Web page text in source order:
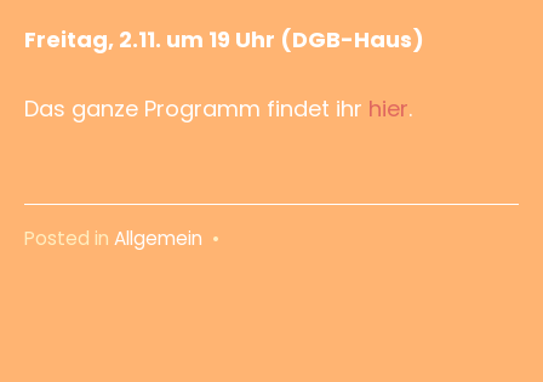
Freitag, 2.11. um 19 Uhr (DGB-Haus)
Das ganze Programm findet ihr hier.
Posted in Allgemein •